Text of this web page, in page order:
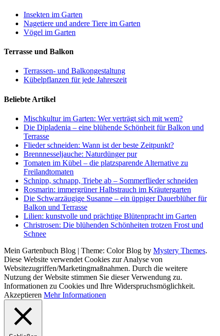
Insekten im Garten
Nagetiere und andere Tiere im Garten
Vögel im Garten
Terrasse und Balkon
Terrassen- und Balkongestaltung
Kübelpflanzen für jede Jahreszeit
Beliebte Artikel
Mischkultur im Garten: Wer verträgt sich mit wem?
Die Dipladenia – eine blühende Schönheit für Balkon und
Terrasse
Flieder schneiden: Wann ist der beste Zeitpunkt?
Brennnesseljauche: Naturdünger pur
Tomaten im Kübel – die platzsparende Alternative zu
Freilandtomaten
Schnipp, schnapp, Triebe ab – Sommerflieder schneiden
Rosmarin: immergrüner Halbstrauch im Kräutergarten
Die Schwarzäugige Susanne – ein üppiger Dauerblüher für
Balkon und Terrasse
Lilien: kunstvolle und prächtige Blütenpracht im Garten
Christrosen: Die blühenden Schönheiten trotzen Frost und
Schnee
Mein Gartenbuch Blog | Theme: Color Blog by Mystery Themes.
Diese Website verwendet Cookies zur Analyse von
Websitezugriffen/Marketingmaßnahmen. Durch die weitere
Nutzung der Website stimmen Sie dieser Verwendung zu.
Informationen zu Cookies und Ihre Widerspruchsmöglichkeit.
Akzeptieren Mehr Informationen